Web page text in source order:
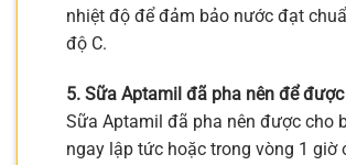
nhiệt độ để đảm bảo nước đạt
độ C.
5. Sữa Aptamil đã pha nên để
Sữa Aptamil đã pha nên được cho
ngay lập tức hoặc trong vòng 1 giờ